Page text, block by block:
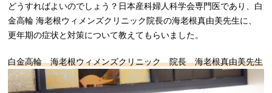
どうすればよいのでしょう？日本産科婦人科学会専門医であり、白
金高輪 海老根ウィメンズクリニック院長の海老根真由美先生に、
更年期の症状と対策について教えてもらいました。
白金高輪 海老根ウィメンズクリニック 院長 海老根真由美先生